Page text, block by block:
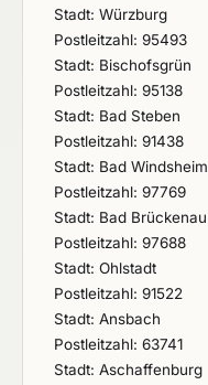
Stadt: Würzburg
Postleitzahl: 95493
Stadt: Bischofsgrün
Postleitzahl: 95138
Stadt: Bad Steben
Postleitzahl: 91438
Stadt: Bad Windsheim
Postleitzahl: 97769
Stadt: Bad Brückenau
Postleitzahl: 97688
Stadt: Ohlstadt
Postleitzahl: 91522
Stadt: Ansbach
Postleitzahl: 63741
Stadt: Aschaffenburg